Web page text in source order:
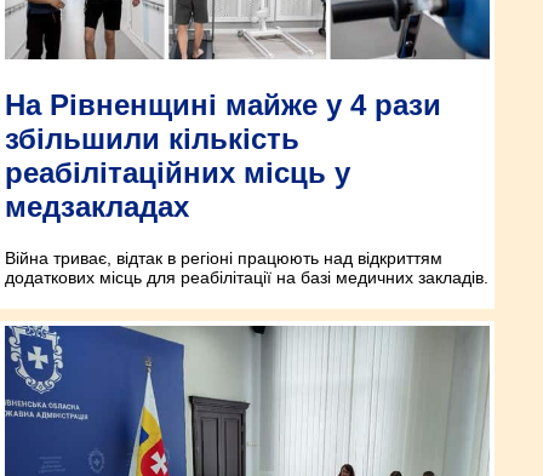
На Рівненщині майже у 4 рази
збільшили кількість
реабілітаційних місць у
медзакладах
Війна триває, відтак в регіоні працюють над відкриттям
додаткових місць для реабілітації на базі медичних закладів.